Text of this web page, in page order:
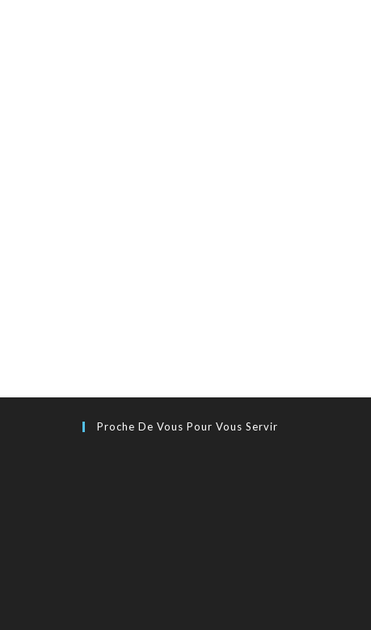
Proche De Vous Pour Vous Servir